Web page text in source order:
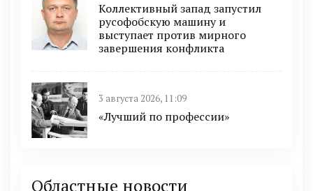
Коллективный запад запустил
русофобскую машину и
выступает против мирного
завершения конфликта
3 августа 2026, 11:09
«Лучший по профессии»
Областные новости